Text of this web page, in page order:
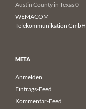
Austin County in Texas 0
WEMACOM
Telekommunikation GmbH
META
Anmelden
Eintrags-Feed
Kommentar-Feed